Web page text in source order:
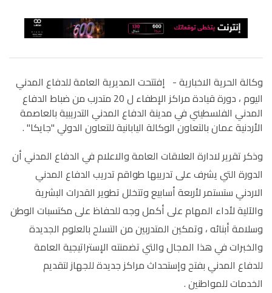
وكالة الحرية الاخبارية - إفتتحت المديرية العامة للدفاع المدني
اليوم ، دورة قيادة مراكز الإطفاء ل 20 متدرب من ضباط الدفاع
المدني الفلسطيني في مدينة الدفاع المدني التدريبية بالعاصمة
الأردنية عمان بالتعاون الوكالة اليابانية للتعاون الدولي "جايكا" .
وذكر تقرير لادارة العلاقات العامة والاعلام في الدفاع المدني أن
الدورة التي يشرف على تدريبها طواقم تدريب الدفاع المدني
الاردني ستستمر لأربعة أسابيع وتتخلل تطوير القدرات البشرية
والآلية لأداء المهام على أكمل وجه للحفاظ على مكتسبات الوطن
وسلامة أبنائه ، وتمكين المتدربين من التسلح بالعلوم الجديدة
والخبرات في هذا المجال والتي تضمنته الإستراتيجية العامة
للدفاع المدني بفتح وإستحداث مراكز جديدة للجهاز لتقديم
الخدمات للمواطنين .